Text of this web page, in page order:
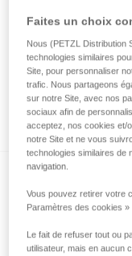
L’essentiel à
Faites un choix
Nous (PETZL Distribution
technologies similaires
Site, pour personnaliser
trafic. Nous partageons
sur notre Site, avec nos
sociaux afin de
acceptez, nos cookies et/
notre Site et ne vous
technologies similaires de
navigation.
Vous pouvez retirer votre
Paramètres des cookies
Le fait de refuser tout ou
utilisateur, mais en aucun